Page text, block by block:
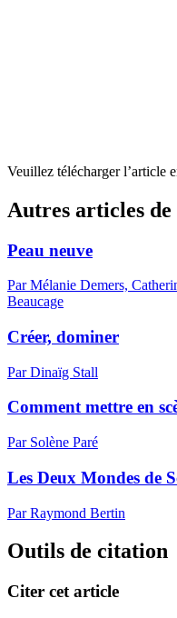
Veuillez télécharger l’article
Autres articles de
Peau neuve
Par Mélanie Demers,
Beaucage
Créer, dominer
Par Dinaïg Stall
Comment mettre en
Par Solène Paré
Les Deux Mondes de
Par Raymond Bertin
Outils de citation
Citer cet article